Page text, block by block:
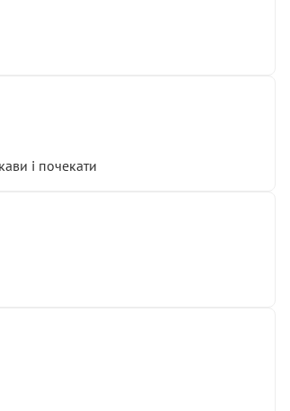
і почекати